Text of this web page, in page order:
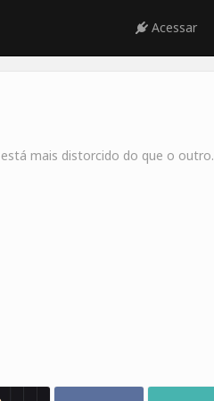
Acessar
mais distorcido do que o